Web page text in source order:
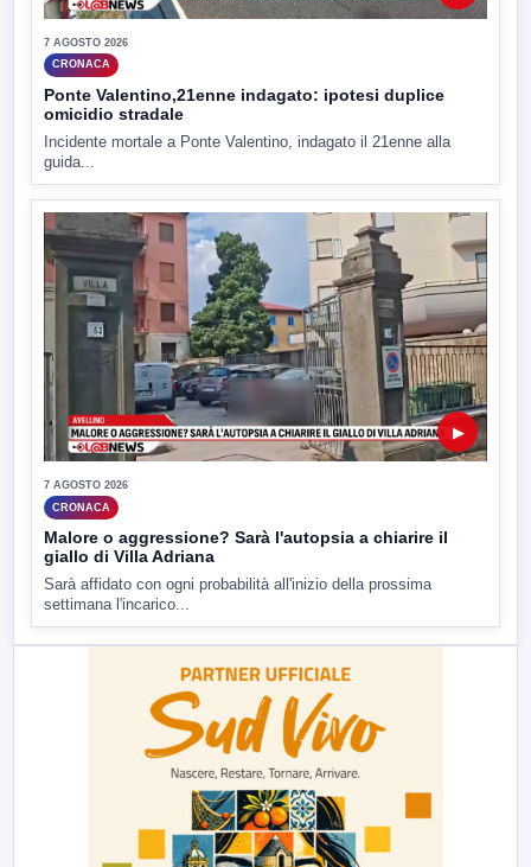
7 AGOSTO 2026
CRONACA
Ponte Valentino,21enne indagato: ipotesi duplice
omicidio stradale
Incidente mortale a Ponte Valentino, indagato il 21enne alla
guida...
▶
7 AGOSTO 2026
CRONACA
Malore o aggressione? Sarà l'autopsia a chiarire il
giallo di Villa Adriana
Sarà affidato con ogni probabilità all'inizio della prossima
settimana l'incarico...